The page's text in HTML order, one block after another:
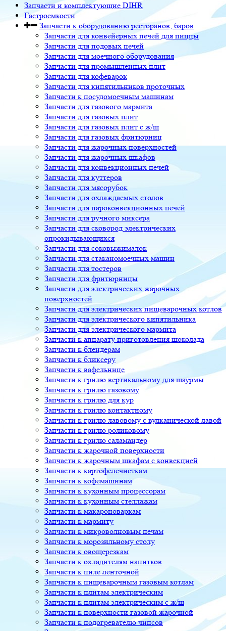
Запчасти и комплектующие DIHR
Гастроемкости
Запчасти к оборудованию ресторанов, баров
Запчасти для конвейерных печей для пиццы
Запчасти для подовых печей
Запчасти для моечного оборудования
Запчасти для промышленных плит
Запчасти для кофеварок
Запчасти для кипятильников проточных
Запчасти к посудомоечным машинам
Запчасти для газового мармита
Запчасти для газовых плит
Запчасти для газовых плит с ж/ш
Запчасти для газовых фритюрниц
Запчасти для жарочных поверхностей
Запчасти для жарочных шкафов
Запчасти для конвекционных печей
Запчасти для куттеров
Запчасти для мясорубок
Запчасти для охлаждаемых столов
Запчасти для пароконвекционных печей
Запчасти для ручного миксера
Запчасти для сковород электрических
опрокидывающихся
Запчасти для соковыжималок
Запчасти для стаканомоечных машин
Запчасти для тостеров
Запчасти для фритюрницы
Запчасти для электрических жарочных
поверхностей
Запчасти для электрических пищеварочных котлов
Запчасти для электрического кипятильника
Запчасти для электрического мармита
Запчасти к аппарату приготовления шоколада
Запчасти к блендерам
Запчасти к бликсеру
Запчасти к вафельнице
Запчасти к грилю вертикальному для шаурмы
Запчасти к грилю газовому
Запчасти к грилю для кур
Запчасти к грилю контактному
Запчасти к грилю лавовому с вулканической лавой
Запчасти к грилю роликовому
Запчасти к грилю саламандер
Запчасти к жарочной поверхности
Запчасти к жарочным шкафам с конвекцией
Запчасти к картофелечисткам
Запчасти к кофемашинам
Запчасти к кухонным процессорам
Запчасти к кухонным стеллажам
Запчасти к макароноваркам
Запчасти к мармиту
Запчасти к микроволновым печам
Запчасти к морозильному столу
Запчасти к овощерезкам
Запчасти к охладителям напитков
Запчасти к пиле ленточной
Запчасти к пищеварочным газовым котлам
Запчасти к плитам электрическим
Запчасти к плитам электрическим с ж/ш
Запчасти к поверхности газовой жарочной
Запчасти к подогревателю чипсов